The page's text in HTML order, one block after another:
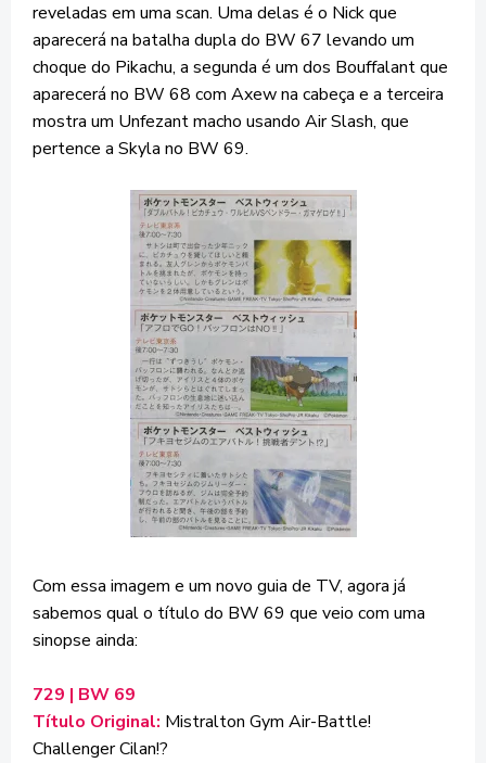
reveladas em uma scan. Uma delas é o Nick que
aparecerá na batalha dupla do BW 67 levando um
choque do Pikachu, a segunda é um dos Bouffalant que
aparecerá no BW 68 com Axew na cabeça e a terceira
mostra um Unfezant macho usando Air Slash, que
pertence a Skyla no BW 69.
Com essa imagem e um novo guia de TV, agora já
sabemos qual o título do BW 69 que veio com uma
sinopse ainda:
729 | BW 69
Título Original: Mistralton Gym Air-Battle!
Challenger Cilan!?